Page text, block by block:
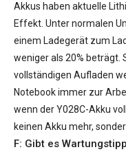
Akkus haben aktuelle
Effekt. Unter normalen
einem Ladegerät zum
weniger als 20% beträgt.
vollständigen Aufladen
Notebook immer zur
wenn derY028C-Akku
keinen Akku mehr,
F: Gibt es